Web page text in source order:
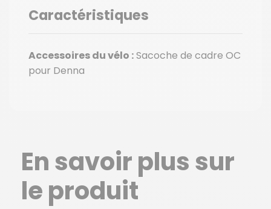
Caractéristiques
Accessoires du vélo :Sacoche de cadre OC
pour Denna
En savoir plus sur
le produit